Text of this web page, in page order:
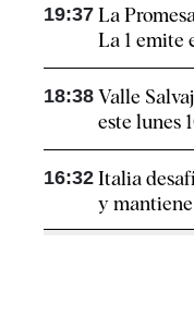
19:37 La
La 1 emite
18:38 Valle
este lunes
16:32 Italia
y mantiene